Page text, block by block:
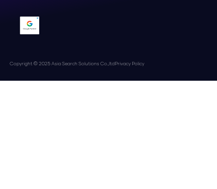
Copyright © 2025 Asia Search Solutions Co.,ltdPrivacy Policy